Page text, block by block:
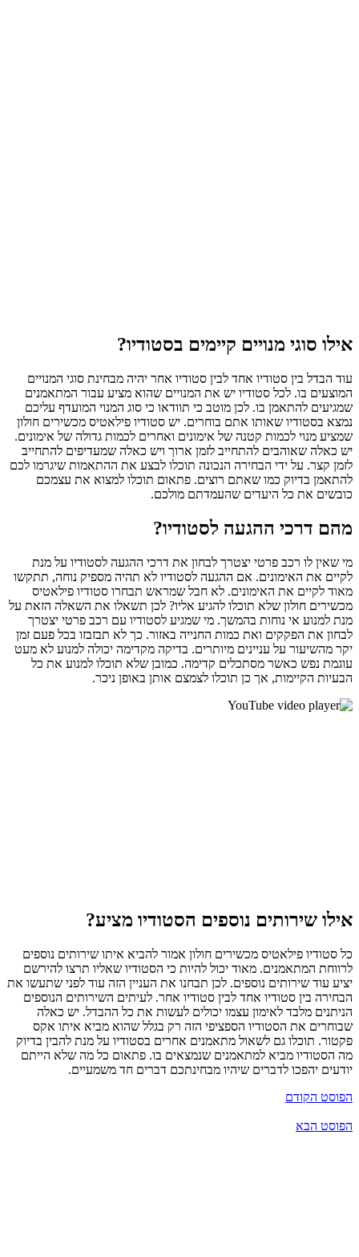
אילו סוגי מנויים קיימים בסטודיו?
עוד הבדל בין סטודיו אחד לבין סטודיו אחר יהיה מבחינת סוגי המנויים
המוצעים בו. לכל סטודיו יש את המנויים שהוא מציע עבור המתאמנים
שמגיעים להתאמן בו. לכן מוטב כי תוודאו כי סוג המנוי המועדף עליכם
נמצא בסטודיו שאותו אתם בוחרים. יש סטודיו פילאטיס מכשירים חולון
שמציע מנוי לכמות קטנה של אימונים ואחרים לכמות גדולה של אימונים.
יש כאלה שאוהבים להתחייב לזמן ארוך ויש כאלה שמעדיפים להתחייב
לזמן קצר. על ידי הבחירה הנכונה תוכלו לבצע את ההתאמות שיגרמו לכם
להתאמן בדיוק כמו שאתם רוצים. פתאום תוכלו למצוא את עצמכם
כובשים את כל היעדים שהעמדתם מולכם.
מהם דרכי ההגעה לסטודיו?
מי שאין לו רכב פרטי יצטרך לבחון את דרכי ההגעה לסטודיו על מנת
לקיים את האימונים. אם ההגעה לסטודיו לא תהיה מספיק נוחה, תתקשו
מאוד לקיים את האימונים. לא חבל שמראש תבחרו סטודיו פילאטיס
מכשירים חולון שלא תוכלו להגיע אליו? לכן תשאלו את השאלה הזאת על
מנת למנוע אי נוחות בהמשך. מי שמגיע לסטודיו עם רכב פרטי יצטרך
לבחון את הפקקים ואת כמות החנייה באזור. כך לא תבזבזו בכל פעם זמן
יקר מהשיעור על עניינים מיותרים. בדיקה מקדימה יכולה למנוע לא מעט
עוגמת נפש כאשר מסתכלים קדימה. כמובן שלא תוכלו למנוע את כל
הבעיות הקיימות, אך כן תוכלו לצמצם אותן באופן ניכר.
אילו שירותים נוספים הסטודיו מציע?
כל סטודיו פילאטיס מכשירים חולון אמור להביא איתו שירותים נוספים
לרווחת המתאמנים. מאוד יכול להיות כי הסטודיו שאליו תרצו להירשם
יציע עוד שירותים נוספים. לכן תבחנו את העניין הזה עוד לפני שתעשו את
הבחירה בין סטודיו אחד לבין סטודיו אחר. לעיתים השירותים הנוספים
הניתנים מלבד לאימון עצמו יכולים לעשות את כל ההבדל. יש כאלה
שבוחרים את הסטודיו הספציפי הזה רק בגלל שהוא מביא איתו אקס
פקטור. תוכלו גם לשאול מתאמנים אחרים בסטודיו על מנת להבין בדיוק
מה הסטודיו מביא למתאמנים שנמצאים בו. פתאום כל מה שלא הייתם
יודעים יהפכו לדברים שיהיו מבחינתכם דברים חד משמעיים.
הפוסט הקודם
הפוסט הבא